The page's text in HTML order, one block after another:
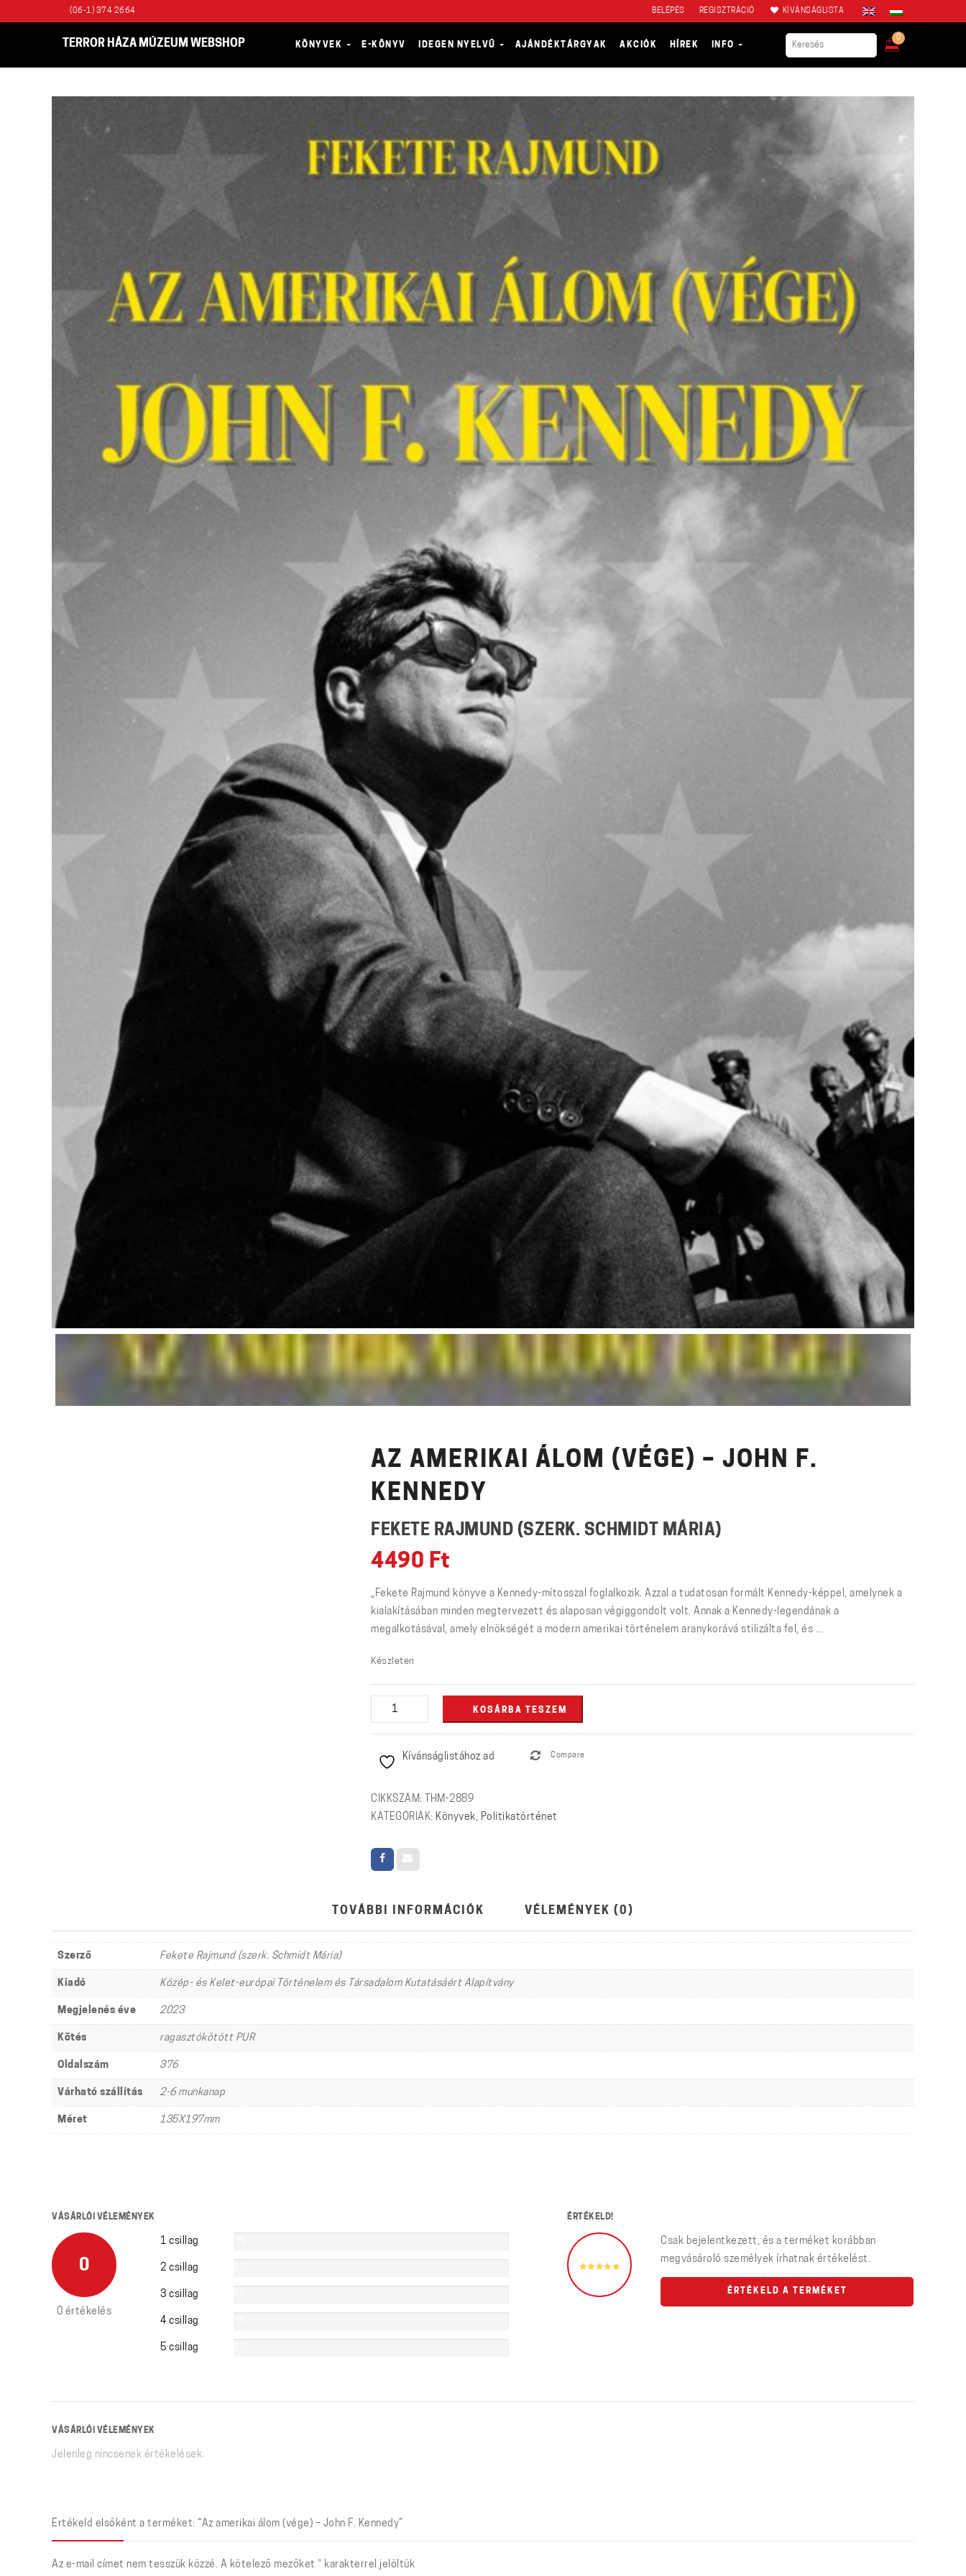
(06-1) 374 2664 BELÉPÉS REGISZTRÁCIÓ KÍVÁNSÁGLISTA
TERROR HÁZA MÚZEUM WEBSHOP KÖNYVEK E-KÖNYV IDEGEN NYELVŰ AJÁNDÉKTÁRGYAK AKCIÓK HÍREK INFO
0
AZ AMERIKAI ÁLOM (VÉGE) – JOHN F.
KENNEDY
FEKETE RAJMUND (SZERK. SCHMIDT MÁRIA)
4490 Ft
„Fekete Rajmund könyve a Kennedy-mítosszal foglalkozik. Azzal a tudatosan formált Kennedy-képpel, amelynek a
kialakításában minden megtervezett és alaposan végiggondolt volt. Annak a Kennedy-legendának a
megalkotásával, amely elnökségét a modern amerikai történelem aranykorává stilizálta fel, és ...
Készleten
amerikai
(vége)
John
F.
mennyiség
KOSÁRBA TESZEM
Kívánságlistához ad Compare
CIKKSZÁM: THM-2889
KATEGÓRIÁK: Könyvek, Politikatörténet
TOVÁBBI INFORMÁCIÓK VÉLEMÉNYEK (0)
Szerző Fekete Rajmund (szerk. Schmidt Mária)
Kiadó Közép- és Kelet-európai Történelem és Társadalom Kutatásáért Alapítvány
Megjelenés éve 2023
Kötés ragasztókötött PUR
Oldalszám 376
Várható szállítás 2-6 munkanap
Méret 135X197mm
VÁSÁRLÓI VÉLEMÉNYEK
0
0 értékelés
1 csillag
2 csillag
3 csillag
4 csillag
5 csillag
ÉRTÉKELD!
Csak bejelentkezett, és a terméket korábban
megvásároló személyek írhatnak értékelést.
ÉRTÉKELD A TERMÉKET
VÁSÁRLÓI VÉLEMÉNYEK
Jelenleg nincsenek értékelések.
Értékeld elsőként a terméket: “Az amerikai álom (vége) – John F. Kennedy”
Az e-mail címet nem tesszük közzé. A kötelező mezőket * karakterrel jelöltük